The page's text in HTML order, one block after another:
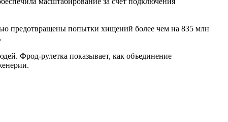
предотвращены попытки хищений более чем на 835 млн
Фрод-рулетка показывает, как объединение